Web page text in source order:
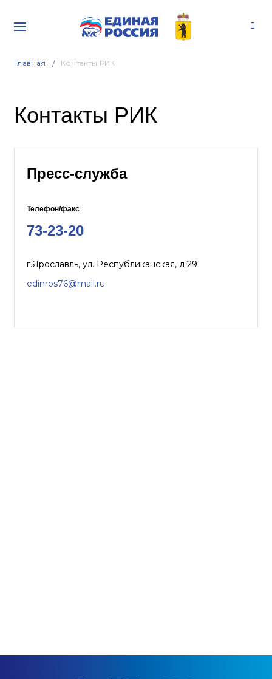
Главная Контакты РИК
Контакты РИК
Пресс-служба
Телефон/факс
73-23-20
г.Ярославль, ул. Республиканская, д.29
edinros76@mail.ru